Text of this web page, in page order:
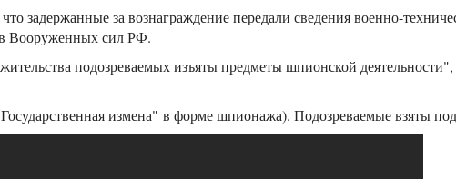
задержанные за вознаграждение передали сведения военно-
Вооруженных сил РФ.
подозреваемых изъяты предметы шпионской
измена" в форме шпионажа). Подозреваемые взяты